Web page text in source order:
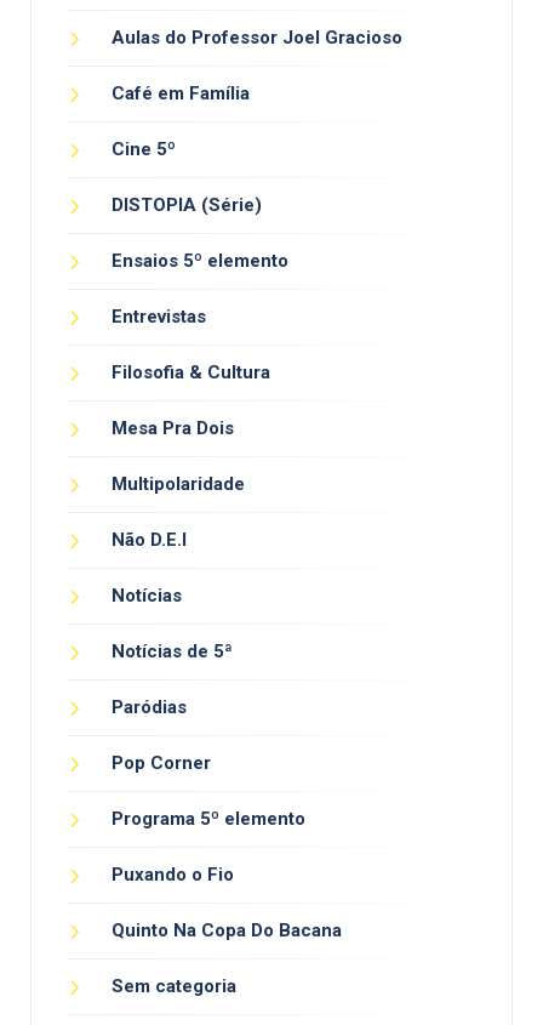
Aulas do Professor Joel Gracioso
Café em Família
Cine 5º
DISTOPIA (Série)
Ensaios 5º elemento
Entrevistas
Filosofia & Cultura
Mesa Pra Dois
Multipolaridade
Não D.E.I
Notícias
Notícias de 5ª
Paródias
Pop Corner
Programa 5º elemento
Puxando o Fio
Quinto Na Copa Do Bacana
Sem categoria